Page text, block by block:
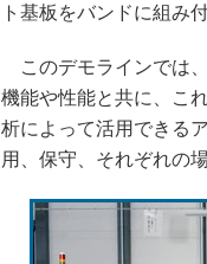
ト基板をバンドに組み
このデモラインでは
機能や性能と共に、こ
析によって活用できる
用、保守、それぞれの